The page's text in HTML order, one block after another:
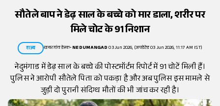
सौतेले बाप ने डेढ़ साल के बच्चे को मार डाला, शरीर पर
मिले चोट के 91 निशान
राज्य खबरगांव डेस्क•NEDUMANGAD 03 Jun 2026, (अपडेटेड 03 Jun 2026, 11:17 AM IST)
नेदुमंगाड में डेढ़ साल के बच्चे की पोस्टमॉर्टम रिपोर्ट में 91 चोटें मिली हैं।
पुलिस ने आरोपी सौतेले पिता को पकड़ा है और अब पुलिस इस मामले से
जुड़ी दो पुरानी संदिग्ध मौतों की भी जांच कर रही है।